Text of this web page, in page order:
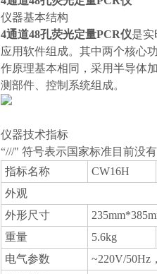
仪器基本结构
4通道48孔荧光定量PCR仪是
应用软件组成。其中两个核心
作原理基本相同，采用半导体
测部件、控制系统组成。
仪器技术指标
“///" 符号表示国家标准目前没
指标名称
CW16H
外观
外形尺寸
重量
5.6kg
电气参数
~220V/50Hz